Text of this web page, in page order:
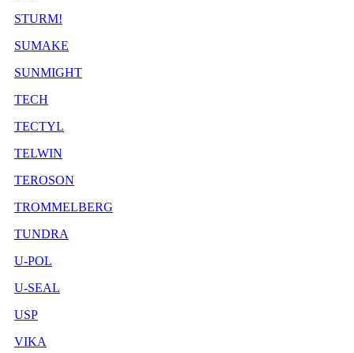
STURM!
SUMAKE
SUNMIGHT
TECH
TECTYL
TELWIN
TEROSON
TROMMELBERG
TUNDRA
U-POL
U-SEAL
USP
VIKA